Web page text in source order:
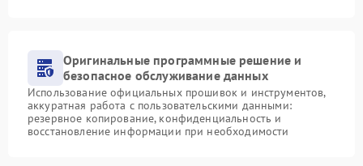
Оригинальные программные решение и
безопасное обслуживание данных
Использование официальных прошивок и инструментов,
аккуратная работа с пользовательскими данными:
резервное копирование, конфиденциальность и
восстановление информации при необходимости